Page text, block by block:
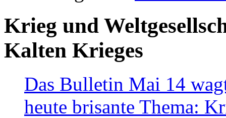
Krieg und
Kalten Krieges
Das Bulletin Mai 14
heute brisante Thema: